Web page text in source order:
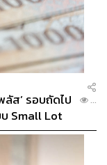
ส’ รอบถัดไป
บ Small Lot
...